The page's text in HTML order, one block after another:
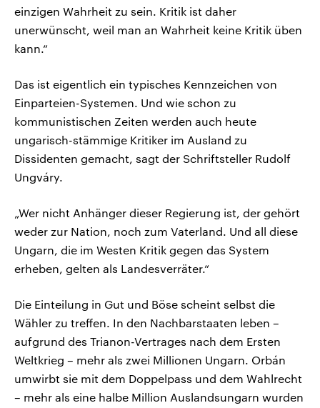
einzigen Wahrheit zu sein. Kritik ist daher
unerwünscht, weil man an Wahrheit keine Kritik üben
kann.“
Das ist eigentlich ein typisches Kennzeichen von
Einparteien-Systemen. Und wie schon zu
kommunistischen Zeiten werden auch heute
ungarisch-stämmige Kritiker im Ausland zu
Dissidenten gemacht, sagt der Schriftsteller Rudolf
Ungváry.
„Wer nicht Anhänger dieser Regierung ist, der gehört
weder zur Nation, noch zum Vaterland. Und all diese
Ungarn, die im Westen Kritik gegen das System
erheben, gelten als Landesverräter.“
Die Einteilung in Gut und Böse scheint selbst die
Wähler zu treffen. In den Nachbarstaaten leben –
aufgrund des Trianon-Vertrages nach dem Ersten
Weltkrieg – mehr als zwei Millionen Ungarn. Orbán
umwirbt sie mit dem Doppelpass und dem Wahlrecht
– mehr als eine halbe Million Auslandsungarn wurden